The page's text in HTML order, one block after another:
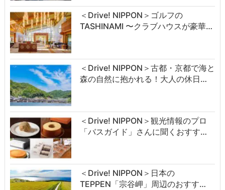
＜Drive! NIPPON＞ゴルフの
TASHINAMI 〜クラブハウスが豪華…
＜Drive! NIPPON＞古都・京都で海と
森の自然に抱かれる！大人の休日…
＜Drive! NIPPON＞観光情報のプロ
「バスガイド」さんに聞くおすす…
＜Drive! NIPPON＞日本の
TEPPEN「宗谷岬」周辺のおすす…